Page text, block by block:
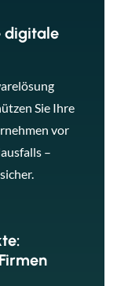
digitale
Sie Ihre
vor
–